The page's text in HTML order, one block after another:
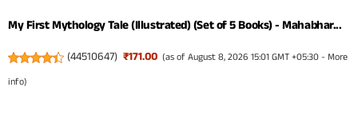
My First Mythology Tale (Illustrated) (Set of 5 Books) - Mahabhar...
(44510647) ₹171.00 (as of August 8, 2026 15:01 GMT +05:30 -More
info)